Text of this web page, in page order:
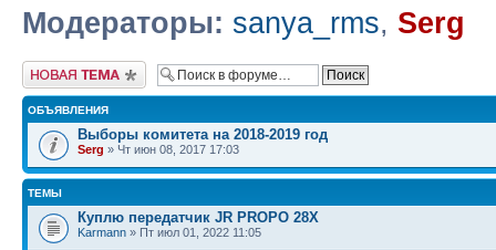
Модераторы: sanya_rms, Serg
Новая тема
ОБЪЯВЛЕНИЯ
Выборы комитета на 2018-2019 год
Serg » Чт июн 08, 2017 17:03
ТЕМЫ
Куплю передатчик JR PROPO 28X
Karmann » Пт июл 01, 2022 11:05